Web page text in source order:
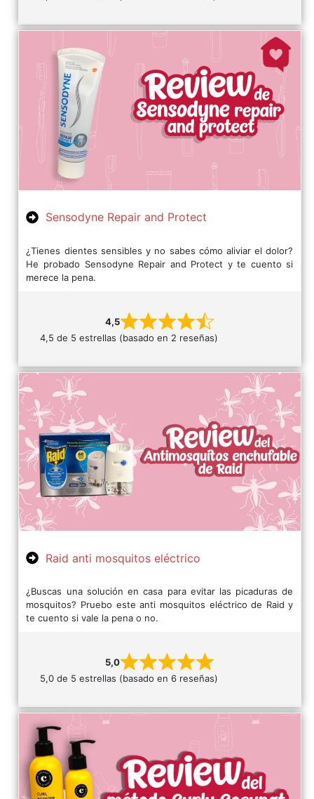
Sensodyne Repair and Protect
¿Tienes dientes sensibles y no sabes cómo aliviar el dolor?
He probado Sensodyne Repair and Protect y te cuento si
merece la pena.
4,5
4,5 de 5 estrellas (basado en 2 reseñas)
Raid anti mosquitos eléctrico
¿Buscas una solución en casa para evitar las picaduras de
mosquitos? Pruebo este anti mosquitos eléctrico de Raid y
te cuento si vale la pena o no.
5,0
5,0 de 5 estrellas (basado en 6 reseñas)